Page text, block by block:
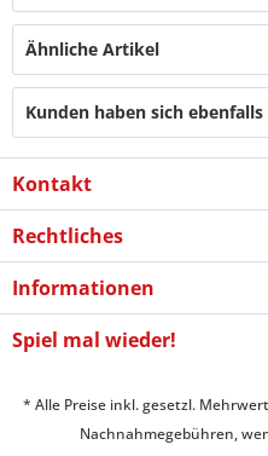
Ähnliche Artikel
Kunden haben sich ebenfalls
Kontakt
Rechtliches
Informationen
Spiel mal wieder!
* Alle Preise inkl. gesetzl.
Nachnahmegebühren,